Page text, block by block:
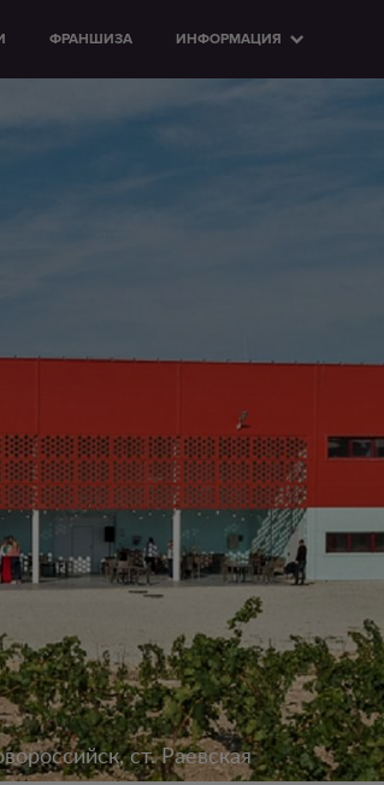
ФРАНШИЗА ИНФОРМАЦИЯ
ст. Раевская